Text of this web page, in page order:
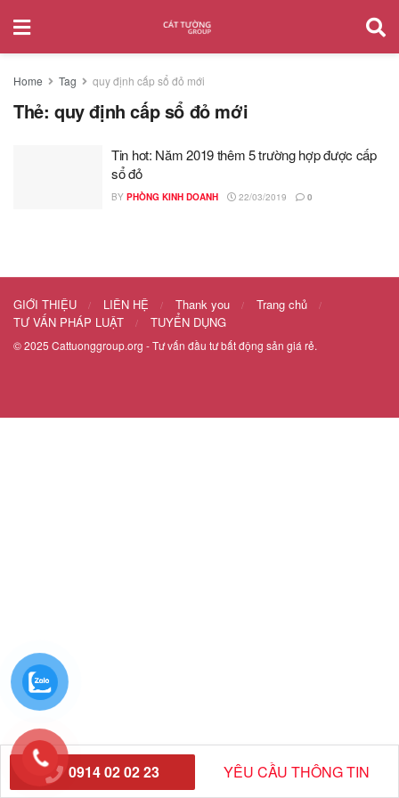
Home Tag quy định cấp sổ đỏ mới
Thẻ: quy định cấp sổ đỏ mới
Tin hot: Năm 2019 thêm 5 trường hợp được cấp
sổ đỏ
BY PHÒNG KINH DOANH 22/03/2019 0
GIỚI THIỆU LIÊN HỆ Thank you
Trang chủ
TƯ VẤN PHÁP LUẬT
TUYỂN DỤNG
© 2025 Cattuonggroup.org - Tư vấn đầu tư bất động sản giá rẻ.
0914 02 02 23 YÊU CẦU THÔNG TIN